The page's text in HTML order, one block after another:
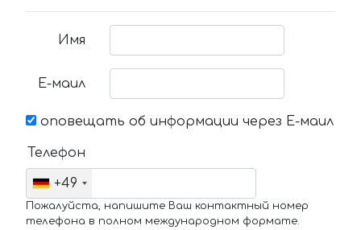
Имя
Е-маил
оповещать об информации через Е-маил
Телефон
+49
Пожалуйста, напишите Ваш контактный номер
телефона в полном международном формате.